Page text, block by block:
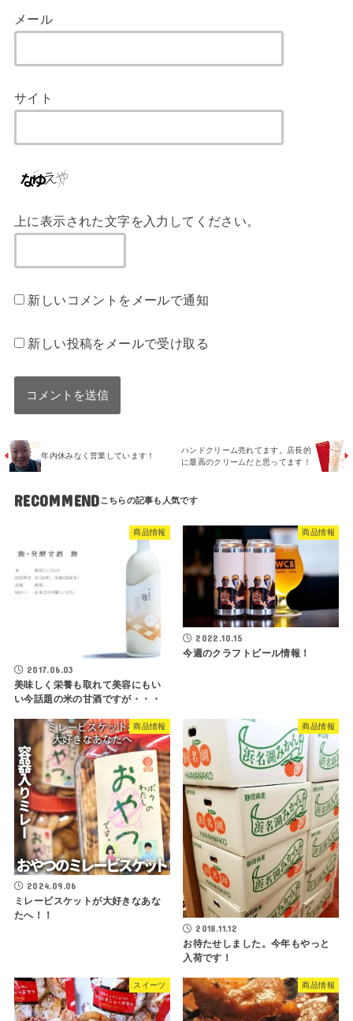
メール
サイト
上に表示された文字を入力してください。
新しいコメントをメールで通知
新しい投稿をメールで受け取る
年内休みなく営業しています！
ハンドクリーム売れてます。店長的
に最高のクリームだと思ってます！
RECOMMEND
商品情報
2017.06.03
美味しく栄養も取れて美容にもい
い今話題の米の甘酒ですが・・・
商品情報
2022.10.15
今週のクラフトビール情報！
商品情報
2024.09.06
ミレービスケットが大好きなあな
たへ！！
商品情報
2018.11.12
お待たせしました。今年もやっと
入荷です！
スイーツ 商品情報